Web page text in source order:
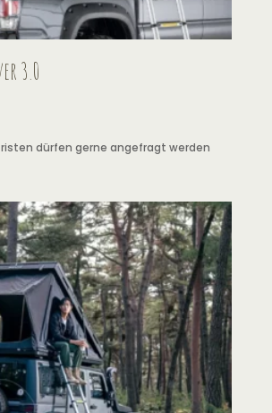
3.0
dürfen gerne angefragt werden